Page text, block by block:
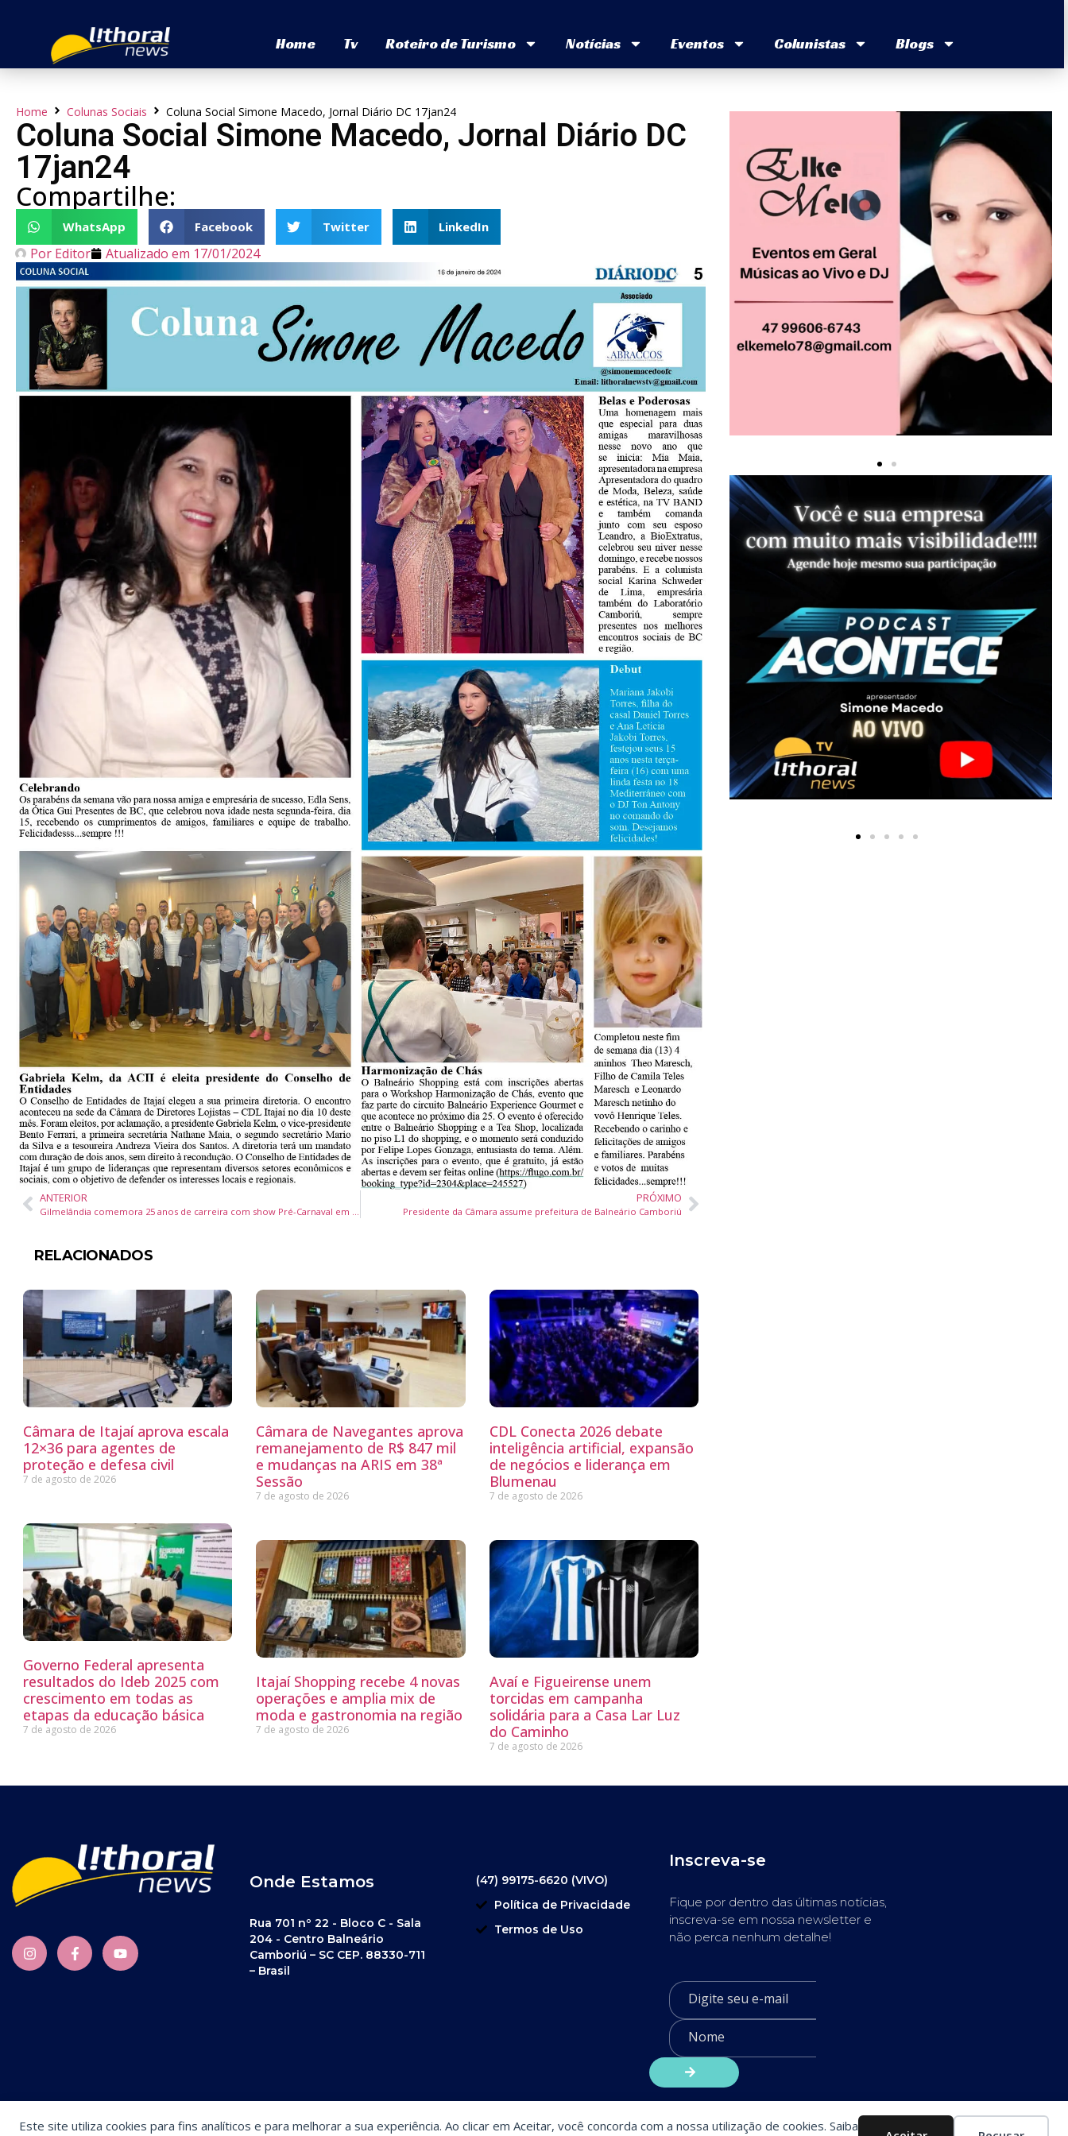
Este site utiliza cookies para fins analíticos e para melhorar a sua experiência. Ao clicar em Aceitar, você concorda com a nossa utilização de cookies. Saiba
Home Tv Roteiro de Turismo Notícias Eventos Colunistas Blogs
Home Colunas Sociais Coluna Social Simone Macedo, Jornal Diário DC 17jan24
Coluna Social Simone Macedo, Jornal Diário DC
17jan24
Compartilhe:
WhatsApp Facebook Twitter LinkedIn
Por Editor Atualizado em 17/01/2024
ANTERIOR PRÓXIMO
Presidente da Câmara assume prefeitura de Balneário Camboriú
RELACIONADOS
Câmara de Itajaí aprova escala
12×36 para agentes de
proteção e defesa civil
7 de agosto de 2026
Câmara de Navegantes aprova
remanejamento de R$ 847 mil
e mudanças na ARIS em 38ª
Sessão
7 de agosto de 2026
CDL Conecta 2026 debate
inteligência artificial, expansão
de negócios e liderança em
Blumenau
7 de agosto de 2026
Governo Federal apresenta
resultados do Ideb 2025 com
crescimento em todas as
etapas da educação básica
7 de agosto de 2026
Itajaí Shopping recebe 4 novas
operações e amplia mix de
moda e gastronomia na região
7 de agosto de 2026
Avaí e Figueirense unem
torcidas em campanha
solidária para a Casa Lar Luz
do Caminho
7 de agosto de 2026
Onde Estamos
Rua 701 nº 22 - Bloco C - Sala
204 - Centro Balneário
Camboriú – SC CEP. 88330-711
– Brasil
(47) 99175-6620 (VIVO)
Política de Privacidade
Termos de Uso
Inscreva-se
Fique por dentro das últimas notícias,
inscreva-se em nossa newsletter e
não perca nenhum detalhe!